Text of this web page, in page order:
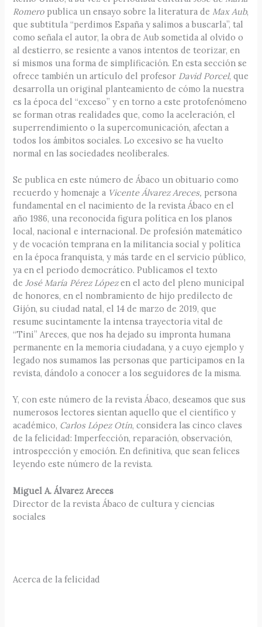
Romero publica un ensayo sobre la literatura de Max Aub,
que subtitula “perdimos España y salimos a buscarla”, tal
como señala el autor, la obra de Aub sometida al olvido o
al destierro, se resiente a vanos intentos de teorizar, en
sí mismos una forma de simplificación. En esta sección se
ofrece también un artículo del profesor David Porcel, que
desarrolla un original planteamiento de cómo la nuestra
es la época del “exceso” y en torno a este protofenómeno
se forman otras realidades que, como la aceleración, el
superrendimiento o la supercomunicación, afectan a
todos los ámbitos sociales. Lo excesivo se ha vuelto
normal en las sociedades neoliberales.
Se publica en este número de Ábaco un obituario como
recuerdo y homenaje a Vicente Álvarez Areces, persona
fundamental en el nacimiento de la revista Ábaco en el
año 1986, una reconocida figura política en los planos
local, nacional e internacional. De profesión matemático
y de vocación temprana en la militancia social y política
en la época franquista, y más tarde en el servicio público,
ya en el periodo democrático. Publicamos el texto
deJosé María Pérez Lópezen el acto del pleno municipal
de honores, en el nombramiento de hijo predilecto de
Gijón, su ciudad natal, el 14 de marzo de 2019, que
resume sucintamente la intensa trayectoria vital de
“Tini” Areces, que nos ha dejado su impronta humana
permanente en la memoria ciudadana, y a cuyo ejemplo y
legado nos sumamos las personas que participamos en la
revista, dándolo a conocer a los seguidores de la misma.
Y, con este número de la revista Ábaco, deseamos que sus
numerosos lectores sientan aquello que el científico y
académico, Carlos López Otín, considera las cinco claves
de la felicidad: Imperfección, reparación, observación,
introspección y emoción. En definitiva, que sean felices
leyendo este número de la revista.
Miguel A. Álvarez Areces
Director de la revista Ábaco de cultura y ciencias
sociales
Acerca de la felicidad